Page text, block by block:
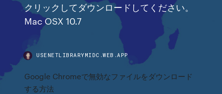
クリックしてダウンロードしてください。
Mac OSX 10.7
USENETLIBRARYMIDC.WEB.APP
Google Chromeで無効なファイルをダウンロード
する方法